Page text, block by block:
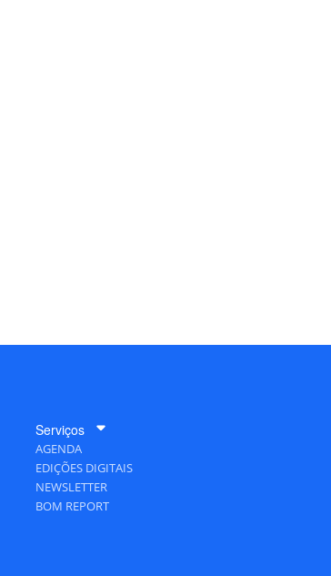
Serviços
AGENDA
EDIÇÕES DIGITAIS
NEWSLETTER
BOM REPORT